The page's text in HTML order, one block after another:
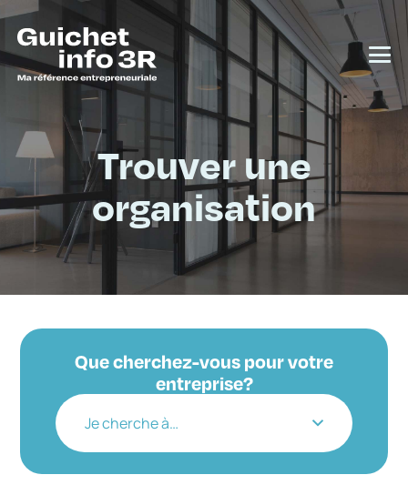
Trouver une
organisation
Que cherchez-vous pour votre
entreprise?
Je cherche à…